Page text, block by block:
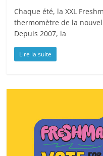
Chaque été, la XXL
thermomètre de la
Depuis 2007, la
Lire la suite